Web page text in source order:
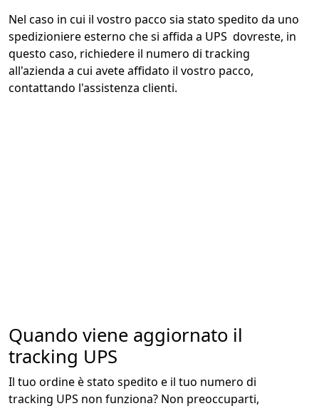
Nel caso in cui il vostro pacco sia stato spedito da uno
spedizioniere esterno che si affida a UPS dovreste, in
questo caso, richiedere il numero di tracking
all'azienda a cui avete affidato il vostro pacco,
contattando l'assistenza clienti.
Quando viene aggiornato il
tracking UPS
Il tuo ordine è stato spedito e il tuo numero di
tracking UPS non funziona? Non preoccuparti,